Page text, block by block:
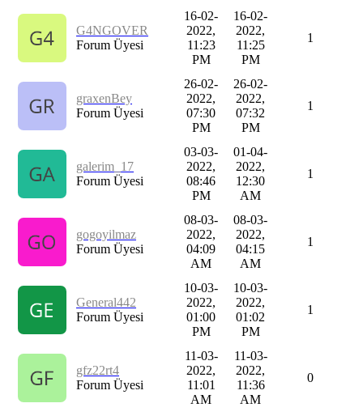
G4NGOVER
Forum Üyesi
16-02-
2022,
11:23
PM
16-02-
2022,
11:25
PM
1
graxenBey
Forum Üyesi
26-02-
2022,
07:30
PM
26-02-
2022,
07:32
PM
1
galerim_17
Forum Üyesi
03-03-
2022,
08:46
PM
01-04-
2022,
12:30
AM
1
gogoyilmaz
Forum Üyesi
08-03-
2022,
04:09
AM
08-03-
2022,
04:15
AM
1
General442
Forum Üyesi
10-03-
2022,
01:00
PM
10-03-
2022,
01:02
PM
1
gfz22rt4
Forum Üyesi
11-03-
2022,
11:01
AM
11-03-
2022,
11:36
AM
0